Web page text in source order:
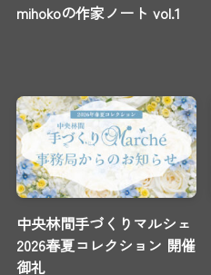
mihokoの作家ノート vol.1
中央林間手づくりマルシェ
2026春夏コレクション 開催
御礼